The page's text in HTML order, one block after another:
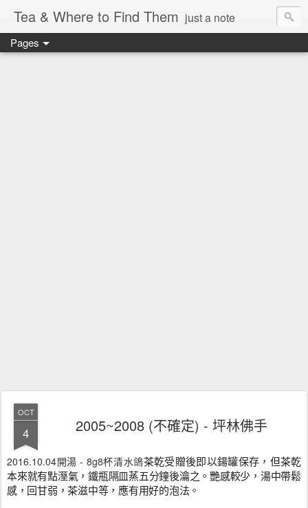
Tea & Where to Find Them just a note
Pages
OCT
4 2005~2008 (不確定) - 坪林佛手
2016.10.04開湯 - 8g8杯清水鴿茶乾受贈後即以鍚罐保存，但茶乾
本來就有點溼氣，鐵瓶隔皿蒸五分鐘後瀹之。艷感較少，湯中帶鬆
感，回甘弱，茶滋中等，應有用好的泡法。